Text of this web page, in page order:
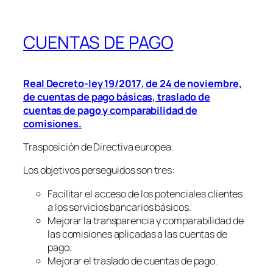
CUENTAS DE PAGO
Real Decreto-ley 19/2017, de 24 de noviembre,
de cuentas de pago básicas, traslado de
cuentas de pago y comparabilidad de
comisiones.
Trasposición de Directiva europea.
Los objetivos perseguidos son tres:
Facilitar el acceso de los potenciales clientes
a los servicios bancarios básicos.
Mejorar la transparencia y comparabilidad de
las comisiones aplicadas a las cuentas de
pago.
Mejorar el traslado de cuentas de pago.